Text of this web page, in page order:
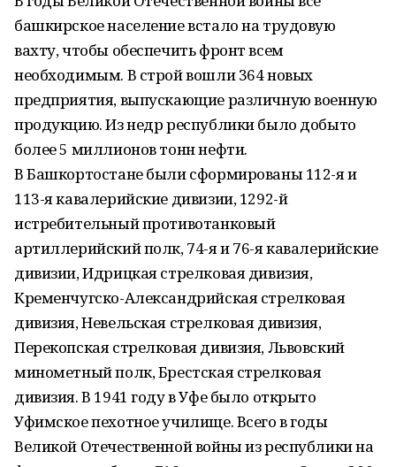
башкирское население встало на трудовую
вахту, чтобы обеспечить фронт всем
необходимым. В строй вошли 364 новых
предприятия, выпускающие различную военную
продукцию. Из недр республики было добыто
более 5 миллионов тонн нефти.
В Башкортостане были сформированы 112-я и
113-я кавалерийские дивизии, 1292-й
истребительный противотанковый
артиллерийский полк, 74-я и 76-я кавалерийские
дивизии, Идрицкая стрелковая дивизия,
Кременчугско-Александрийская стрелковая
дивизия, Невельская стрелковая дивизия,
Перекопская стрелковая дивизия, Львовский
минометный полк, Брестская стрелковая
дивизия. В 1941 году в Уфе было открыто
Уфимское пехотное училище. Всего в годы
Великой Отечественной войны из республики на